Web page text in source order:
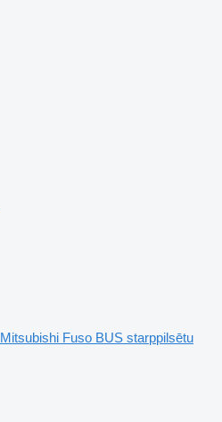
Mitsubishi Fuso BUS starppilsētu